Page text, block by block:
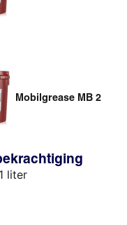
Mobilgrease MB 2
liter